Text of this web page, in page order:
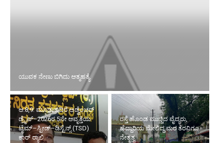
ಆ.8,9: ಮೂಡುಬಿದಿರೆ ಅಡ್ವೆಂಚರ್ ಡ್ರೈವ್–
2026ರ 5ನೇ ಆವೃತ್ತಿಯ ಟೈಮ್–ಸ್ಪೀಡ್–
ಡಿಸ್ಟೆನ್ಸ್ (TSD) ಕಾರ್ ರ‍್ಯಾಲಿ
ರಸ್ತೆ ಹೊಂಡ ಮುಚ್ಚಿದ ವೈದ್ಯರು,
ಹೆದ್ದಾರಿಯ ಮೇಲಿದ್ದ ಮರ ತೆರವಿಗೂ
ನೇತೃತ್ವ